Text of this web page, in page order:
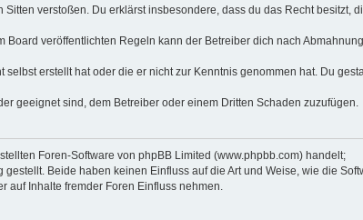
verstoßen. Du erklärst insbesondere, dass du das Recht besitzt,
veröffentlichten Regeln kann der Betreiber dich nach
erstellt hat oder die er nicht zur Kenntnis genommen hat. Du
geeignet sind, dem Betreiber oder einem Dritten Schaden zuzufügen.
Foren-Software von phpBB Limited (www.phpbb.com) handelt;
Beide haben keinen Einfluss auf die Art und Weise, wie die
Inhalte fremder Foren Einfluss nehmen.